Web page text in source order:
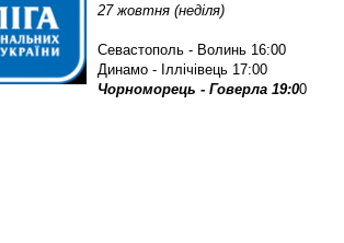
27 жовтня (неділя)
Севастополь - Волинь 16:00
Динамо - Іллічівець 17:00
Чорноморець - Говерла 19:00